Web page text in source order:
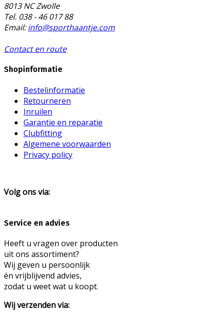
8013 NC Zwolle
Tel. 038 - 46 017 88
Email:info@sporthaantje.com
Contact en route
Shopinformatie
Bestelinformatie
Retourneren
Inruilen
Garantie en reparatie
Clubfitting
Algemene voorwaarden
Privacy policy
Volg ons via:
Service en advies
Heeft u vragen over producten
uit ons assortiment?
Wij geven u persoonlijk
én vrijblijvend advies,
zodat u weet wat u koopt.
Wij verzenden via: